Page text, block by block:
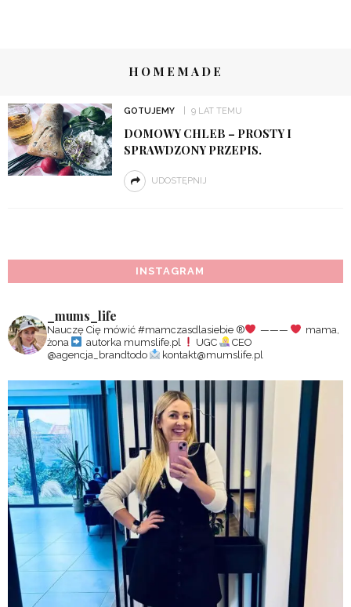
HOMEMADE
GOTUJEMY 9 LAT TEMU
DOMOWY CHLEB – PROSTY I
SPRAWDZONY PRZEPIS.
UDOSTĘPNIJ
INSTAGRAM
_mums_life
Nauczę Cię mówić #mamczasdlasiebie ®️ ———
mama,
żona
autorka mumslife.pl UGC
CEO
@agencja_brandtodo
kontakt@mumslife.pl